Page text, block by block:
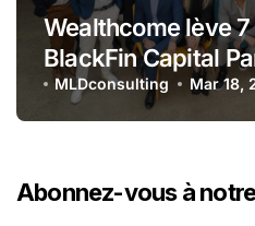
Wealthcome lève
BlackFin Capital
développer la
de solutions
MLDconsulting Mar 18,
Abonnez-vous à